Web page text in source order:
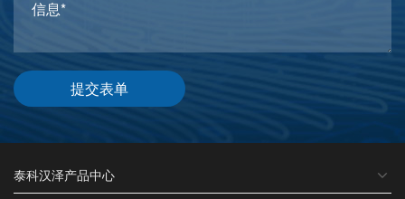
提交表单
泰科汉泽产品中心